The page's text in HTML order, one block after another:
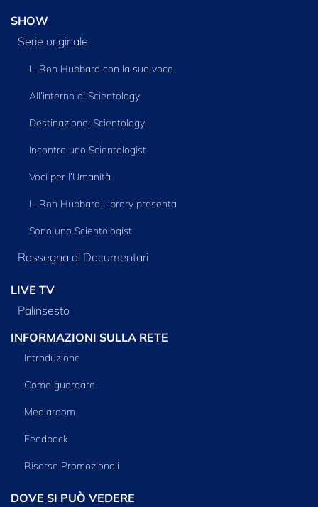
SHOW
Serie originale
L. Ron Hubbard con la sua voce
All’interno di Scientology
Destinazione: Scientology
Incontra uno Scientologist
Voci per l’Umanità
L. Ron Hubbard Library presenta
Sono uno Scientologist
Rassegna di Documentari
LIVE TV
Palinsesto
INFORMAZIONI SULLA RETE
Introduzione
Come guardare
Mediaroom
Feedback
Risorse Promozionali
DOVE SI PUÒ VEDERE